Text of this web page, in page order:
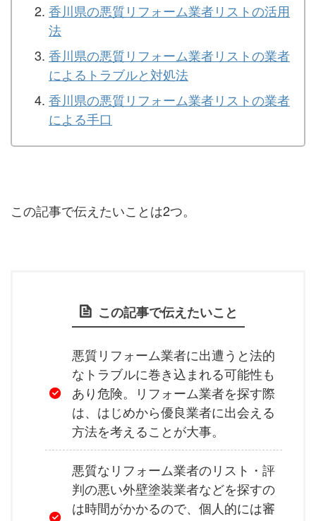
香川県の悪質リフォーム業者リストの活用
法
香川県の悪質リフォーム業者リストの業者
によるトラブルと対処法
香川県の悪質リフォーム業者リストの業者
による手口
この記事で伝えたいことは2つ。
この記事で伝えたいこと
悪質リフォーム業者に出遭うと法的
なトラブルに巻き込まれる可能性も
あり危険。リフォーム業者を探す際
は、はじめから優良業者に出会える
方法を考えることが大事。
悪質なリフォーム業者のリスト・評
判の悪い外壁塗装業者などを探すの
は時間がかかるので、個人的には審